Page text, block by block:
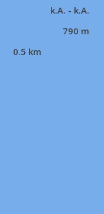
k.A. - k.A.
790 m
0.5 km